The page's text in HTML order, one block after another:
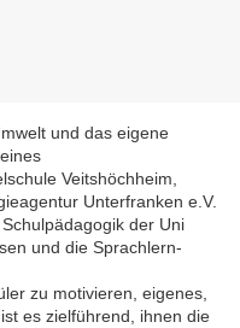
und das eigene
Veitshöchheim,
Unterfranken e.V.
der Uni
und die Sprachlern-
zu motivieren, eigenes,
es zielführend, ihnen die